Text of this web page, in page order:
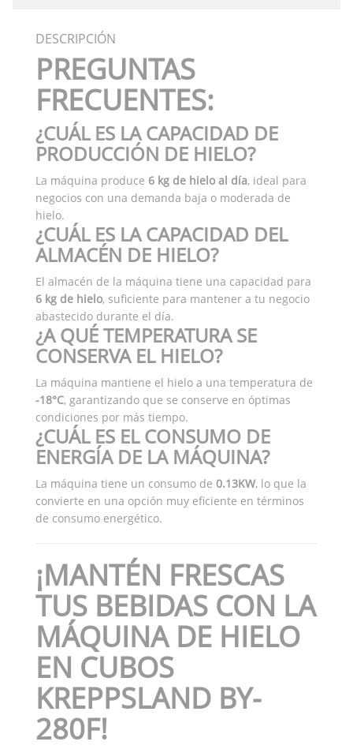
DESCRIPCIÓN
PREGUNTAS
FRECUENTES:
¿CUÁL ES LA CAPACIDAD DE
PRODUCCIÓN DE HIELO?
La máquina produce 6 kg de hielo al día, ideal para
negocios con una demanda baja o moderada de
hielo.
¿CUÁL ES LA CAPACIDAD DEL
ALMACÉN DE HIELO?
El almacén de la máquina tiene una capacidad para
6 kg de hielo, suficiente para mantener a tu negocio
abastecido durante el día.
¿A QUÉ TEMPERATURA SE
CONSERVA EL HIELO?
La máquina mantiene el hielo a una temperatura de
-18°C, garantizando que se conserve en óptimas
condiciones por más tiempo.
¿CUÁL ES EL CONSUMO DE
ENERGÍA DE LA MÁQUINA?
La máquina tiene un consumo de 0.13KW, lo que la
convierte en una opción muy eficiente en términos
de consumo energético.
¡MANTÉN FRESCAS
TUS BEBIDAS CON LA
MÁQUINA DE HIELO
EN CUBOS
KREPPSLAND BY-
280F!